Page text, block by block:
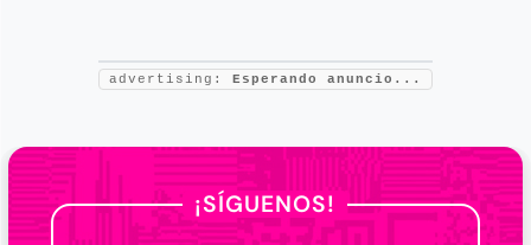
advertising: Esperando anuncio...
¡SÍGUENOS!